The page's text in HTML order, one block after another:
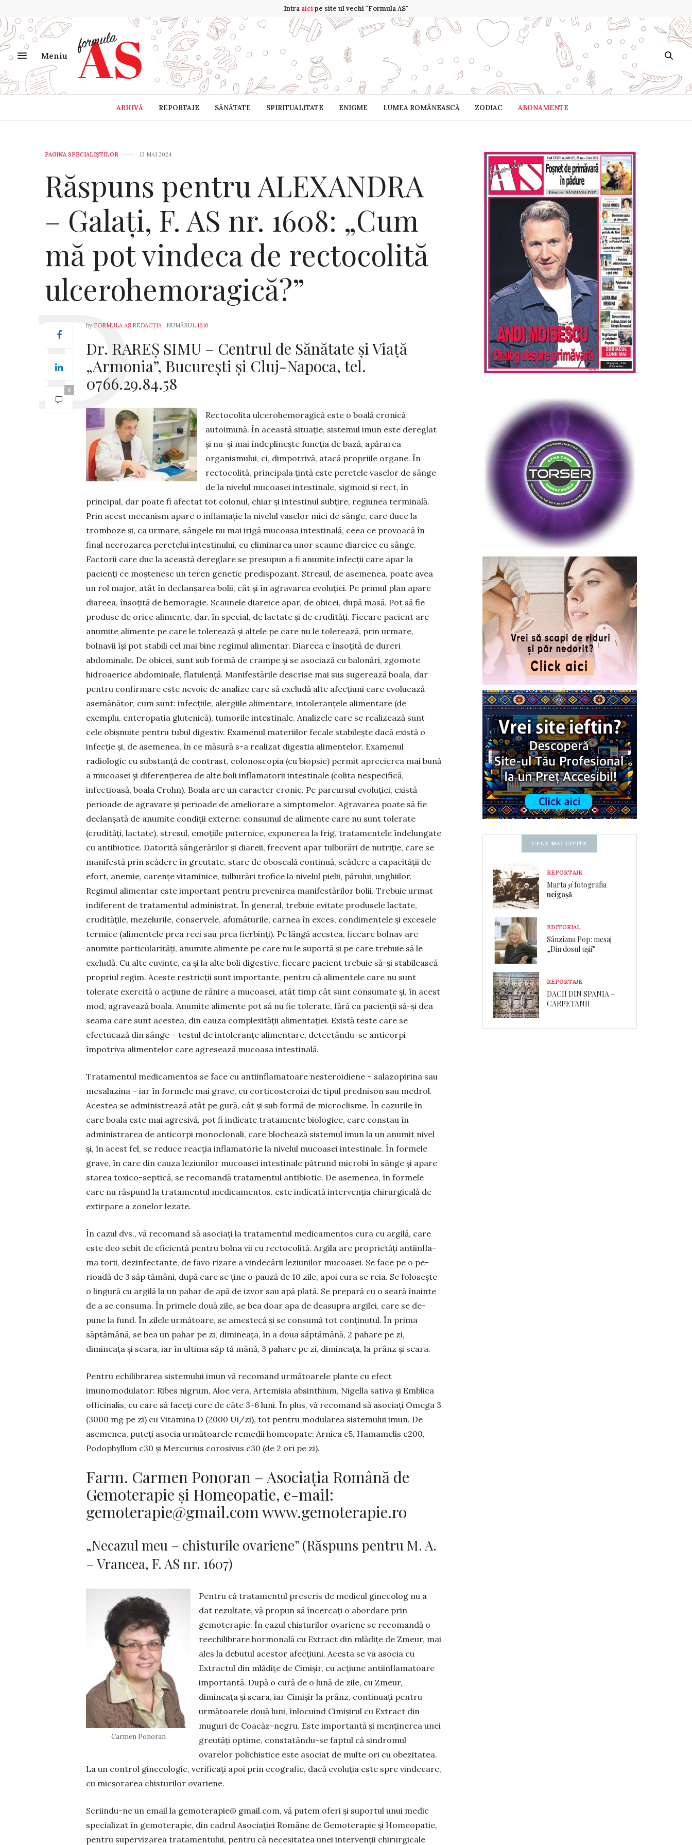
Intra aicipe site ul vechi "Formula AS"
Meniu
ARHIVĂ REPORTAJE SĂNĂTATE SPIRITUALITATE ENIGME LUMEA ROMÂNEASCĂ ZODIAC ABONAMENTE
PAGINA SPECIALIȘTILOR 13 MAI 2024
Răspuns pentru ALEXANDRA
– Galați, F. AS nr. 1608: „Cum
mă pot vindeca de rectocolită
ulcerohemoragică?”
0
by FORMULA AS REDACȚIA , NUMĂRUL 1616
Dr. RAREȘ SIMU – Centrul de Sănătate şi Viaţă
„Armonia”, Bucureşti și Cluj-Napoca, tel.
0766.29.84.58
Rectocolita ulcerohemoragică este o boală cronică
autoimună. În această situație, sistemul imun este dereglat
și nu-și mai îndeplinește funcția de bază, apărarea
organismului, ci, dimpotrivă, atacă propriile organe. În
rectocolită, principala țintă este peretele vaselor de sânge
de la nivelul mucoasei intestinale, sigmoid și rect, în
principal, dar poate fi afectat tot colonul, chiar și intestinul subțire, regiunea terminală.
Prin acest mecanism apare o inflamație la nivelul vaselor mici de sânge, care duce la
tromboze și, ca urmare, sângele nu mai irigă mucoasa intestinală, ceea ce provoacă în
final necrozarea peretelui intestinului, cu eliminarea unor scaune diareice cu sânge.
Factorii care duc la această dereglare se presupun a fi anumite infecții care apar la
pacienți ce moștenesc un teren genetic predispozant. Stre­sul, de asemenea, poate avea
un rol major, atât în declanșarea bolii, cât și în agravarea evoluției. Pe primul plan apare
diareea, însoțită de hemoragie. Scaunele diareice apar, de obicei, după masă. Pot să fie
produse de orice alimente, dar, în special, de lactate şi de crudităţi. Fiecare pacient are
anumite alimente pe care le tolerează şi altele pe care nu le tolerează, prin urmare,
bolnavii îşi pot stabili cel mai bine regimul alimentar. Diareea e însoțită de dureri
abdominale. De obicei, sunt sub formă de cram­pe şi se asociază cu balonări, zgomote
hidroaerice abdomina­le, flatulenţă. Manifestările descrise mai sus sugerează boala, dar
pentru confirmare este nevoie de analize care să excludă alte afec­ţi­uni care evoluează
asemănător, cum sunt: in­fec­țiile, aler­giile ali­men­tare, intoleranţele alimentare (de
exemplu, enteropatia glutenică), tumorile intestinale. Analizele care se realizează sunt
cele obişnuite pentru tubul digestiv. Examenul materiilor fecale stabileşte dacă există o
infecție şi, de asemenea, în ce măsură s-a realizat digestia alimentelor. Examenul
radiologic cu substanţă de contrast, colonoscopia (cu biopsie) permit aprecierea mai bună
a mucoasei şi diferenţierea de alte boli inflamatorii intestinale (colita nespecifică,
infectioasă, boa­la Crohn). Boala are un caracter cronic. Pe parcursul evoluţiei, există
perioade de agravare şi perioade de ameliorare a simptomelor. Agravarea poate să fie
declanşată de anumite condiţii externe: consumul de alimente care nu sunt tolerate
(crudităţi, lactate), stresul, emoţiile puternice, expunerea la frig, tratamentele îndelungate
cu antibiotice. Datorită sângerărilor și diareii, frecvent apar tulburări de nutriţie, care se
manifestă prin scădere în greutate, stare de oboseală continuă, scădere a capacităţii de
efort, anemie, carenţe vitaminice, tulburări trofice la nivelul pielii, părului, unghiilor.
Regimul alimentar este important pentru prevenirea manifestărilor bolii. Trebuie urmat
indiferent de tratamentul administrat. În general, trebuie evitate produsele lactate,
crudităţile, mezelurile, conservele, afumăturile, carnea în exces, condimentele şi excesele
termice (alimentele prea reci sau prea fierbinţi). Pe lângă acestea, fiecare bolnav are
anumite particularităţi, anumite alimente pe care nu le suportă şi pe care trebuie să le
excludă. Cu alte cuvinte, ca şi la alte boli digestive, fiecare pacient trebuie să-şi stabilească
propriul regim. Aceste restricţii sunt importante, pentru că alimentele care nu sunt
tolerate exercită o acţiune de rănire a mucoasei, atât timp cât sunt consumate şi, în acest
mod, agravează boala. Anumite alimente pot să nu fie tolerate, fără ca pacienţii să-şi dea
seama care sunt acestea, din cauza complexităţii alimentaţiei. Există teste care se
efectuează din sânge – testul de intoleranțe alimentare, detectându-se anticorpi
împotriva alimentelor care agresează mucoasa intestinală.
Tratamentul medicamentos se face cu antiinflamatoare nesteroidiene – salazopirina sau
mesalazina – iar în formele mai grave, cu corticosteroizi de tipul prednison sau medrol.
Acestea se administrează atât pe gură, cât și sub formă de microclisme. În cazurile în
care boala este mai agresivă, pot fi indicate tratamente biologice, care constau în
administrarea de anticorpi monoclonali, care blochează sistemul imun la un anumit nivel
și, în acest fel, se reduce reacția inflamatorie la nivelul mucoasei intestinale. În formele
grave, în care din cauza leziunilor mucoasei intestinale pătrund microbi în sânge și apare
starea toxico-sep­tică, se recomandă tratamentul antibiotic. De asemenea, în formele
care nu răspund la tratamentul medicamentos, este indicată intervenția chirurgicală de
extirpare a zonelor lezate.
În cazul dvs., vă recomand să asociați la tratamentul medicamentos cura cu argilă, care
este deo­ sebit de eficientă pentru bolna­ vii cu rectocolită. Argila are proprietăţi antiinfla­
ma­ torii, dezinfectante, de favo­ rizare a vindecării leziunilor mucoasei. Se face pe o pe­
rioadă de 3 săp­ tămâni, după care se ține o pauză de 10 zile, apoi cura se reia. Se foloseşte
o lingură cu argilă la un pahar de apă de izvor sau apă plată. Se prepară cu o seară înainte
de a se consuma. În primele două zile, se bea doar apa de deasupra argilei, care se de­
pune la fund. În zilele următoare, se amestecă şi se consumă tot conţinu­tul. În prima
săptămână, se bea un pahar pe zi, dimineaţa, în a doua săptămână, 2 pahare pe zi,
dimineaţa şi seara, iar în ultima săp­ tă­ mână, 3 pahare pe zi, dimineaţa, la prânz şi seara.
Pentru echilibrarea sistemului imun vă recomand următoarele plante cu efect
imunomodulator: Ribes nigrum, Aloe vera, Artemisia absinthium, Nigella sativa și Emblica
officinalis, cu care să faceți cure de câte 3-6 luni. În plus, vă recomand să asociați Omega 3
(3000 mg pe zi) cu Vitamina D (2000 Ui/zi), tot pentru modularea sistemului imun. De
asemenea, puteți asocia următoarele remedii homeopate: Arnica c5, Hamamelis c200,
Podophyllum c30 și Mercurius corosivus c30 (de 2 ori pe zi).
Farm. Carmen Ponoran – Asociația Română de
Gemoterapie și Homeopatie, e-mail:
gemoterapie@gmail.comwww.gemoterapie.ro
„Necazul meu – chisturile ovariene” (Răspuns pentru M. A.
– Vrancea, F. AS nr. 1607)
Carmen Ponoran
Pentru că tratamentul prescris de medicul ginecolog nu a
dat rezultate, vă propun să încercați o abordare prin
gemoterapie. În cazul chisturilor ovariene se recomandă o
reechilibrare hormonală cu Extract din mlădițe de Zmeur, mai
ales la debutul acestor afecțiuni. Acesta se va asocia cu
Extractul din mlădițe de Cimișir, cu acțiune antiinflamatoare
importantă. După o cură de o lună de zile, cu Zmeur,
dimineața și seara, iar Cimișir la prânz, continuați pentru
următoarele două luni, înlocuind Cimișirul cu Extract din
muguri de Coacăz-negru. Este importantă și menținerea unei
greutăți optime, constatându-se faptul că sindromul
ovarelor polichistice este asociat de multe ori cu obezitatea.
La un control ginecologic, verificați apoi prin ecografie, dacă evoluția este spre vindecare,
cu micșorarea chisturilor ovariene.
Scriindu-ne un email la gemoterapie@ gmail.com, vă putem oferi și suportul unui medic
specializat în gemoterapie, din cadrul Asociației Române de Gemoterapie și Homeopatie,
pentru supervizarea tratamentului, pentru că necesitatea unei intervenții chirurgicale
CELE MAI CITITE
REPORTAJE
Martașifotografia
ucigașă
EDITORIAL
Sânziana Pop: mesaj
„Din dosul ușii”
REPORTAJE
DACII DIN SPANIA –
CARPETANII